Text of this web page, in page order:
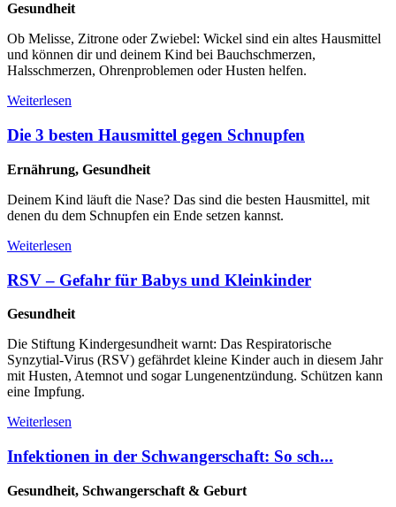
Gesundheit
Ob Melisse, Zitrone oder Zwiebel: Wickel sind ein altes Hausmittel
und können dir und deinem Kind bei Bauchschmerzen,
Halsschmerzen, Ohrenproblemen oder Husten helfen.
Weiterlesen
Die 3 besten Hausmittel gegen Schnupfen
Ernährung, Gesundheit
Deinem Kind läuft die Nase? Das sind die besten Hausmittel, mit
denen du dem Schnupfen ein Ende setzen kannst.
Weiterlesen
RSV – Gefahr für Babys und Kleinkinder
Gesundheit
Die Stiftung Kindergesundheit warnt: Das Respiratorische
Synzytial-Virus (RSV) gefährdet kleine Kinder auch in diesem Jahr
mit Husten, Atemnot und sogar Lungenentzündung. Schützen kann
eine Impfung.
Weiterlesen
Infektionen in der Schwangerschaft: So sch...
Gesundheit, Schwangerschaft & Geburt